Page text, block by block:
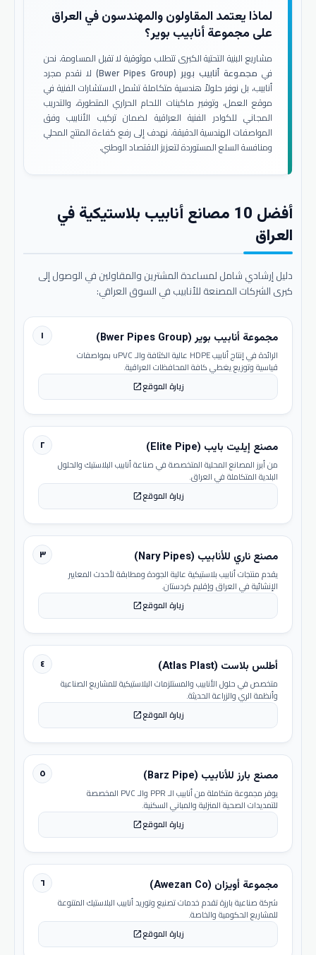
لماذا يعتمد المقاولون والمهندسون في العراق
على مجموعة أنابيب بوير؟
مشاريع البنية التحتية الكبرى تتطلب موثوقية لا تقبل المساومة. نحن
في مجموعة أنابيب بوير (Bwer Pipes Group)
لا نقدم مجرد
أنابيب، بل نوفر حلولاً هندسية متكاملة تشمل الاستشارات الفنية في
موقع العمل، وتوفير ماكينات اللحام الحراري المتطورة، والتدريب
المجاني للكوادر الفنية العراقية لضمان تركيب الأنابيب وفق
المواصفات الهندسية الدقيقة. نهدف إلى رفع كفاءة المنتج المحلي
ومنافسة السلع المستوردة لتعزيز الاقتصاد الوطني.
أفضل 10 مصانع أنابيب بلاستيكية في
العراق
دليل إرشادي شامل لمساعدة المشترين والمقاولين في الوصول إلى
كبرى الشركات المصنعة للأنابيب في السوق العراقي:
١ مجموعة أنابيب بوير (Bwer Pipes Group)
الرائدة في إنتاج أنابيب HDPE عالية الكثافة والـ uPVC بمواصفات
قياسية وتوزيع يغطي كافة المحافظات العراقية.
زيارة الموقعopen_in_new
٢ مصنع إيليت بايب (Elite Pipe)
من أبرز المصانع المحلية المتخصصة في صناعة أنابيب البلاستيك والحلول
البلدية المتكاملة في العراق.
زيارة الموقعopen_in_new
٣ مصنع ناري للأنابيب (Nary Pipes)
يقدم منتجات أنابيب بلاستيكية عالية الجودة ومطابقة لأحدث المعايير
الإنشائية في العراق وإقليم كردستان.
زيارة الموقعopen_in_new
٤ أطلس بلاست (Atlas Plast)
متخصص في حلول الأنابيب والمستلزمات البلاستيكية للمشاريع الصناعية
وأنظمة الري والزراعة الحديثة.
زيارة الموقعopen_in_new
٥ مصنع بارز للأنابيب (Barz Pipe)
يوفر مجموعة متكاملة من أنابيب الـ PPR والـ PVC المخصصة
للتمديدات الصحية المنزلية والمباني السكنية.
زيارة الموقعopen_in_new
٦ مجموعة أويزان (Awezan Co)
شركة صناعية بارزة تقدم خدمات تصنيع وتوريد أنابيب البلاستيك المتنوعة
للمشاريع الحكومية والخاصة.
زيارة الموقعopen_in_new